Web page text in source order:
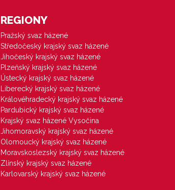
REGIONY
Pražský svaz házené
Středočeský krajský svaz házené
Jihočeský krajský svaz házené
Plzeňský krajský svaz házené
Ústecký krajský svaz házené
Liberecký krajský svaz házené
Královéhradecký krajský svaz házené
Pardubický krajský svaz házené
Krajský svaz házené Vysočina
Jihomoravský krajský svaz házené
Olomoucký krajský svaz házené
Moravskoslezský krajský svaz házené
Zlínský krajský svaz házené
Karlovarský krajský svaz házené